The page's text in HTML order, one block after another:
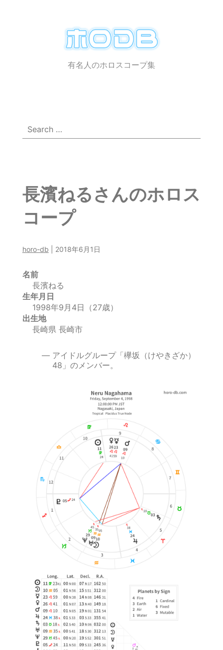
ホ
ロ
有名人のホロスコープ集
Search
for:
長濱ねるさんのホロス
コープ
horo-db 2018年6月1日
名前
長濱ねる
生年月日
1998年9月4日（27歳）
出生地
長崎県 長崎市
アイドルグループ「欅坂（けやきざか）
48」のメンバー。